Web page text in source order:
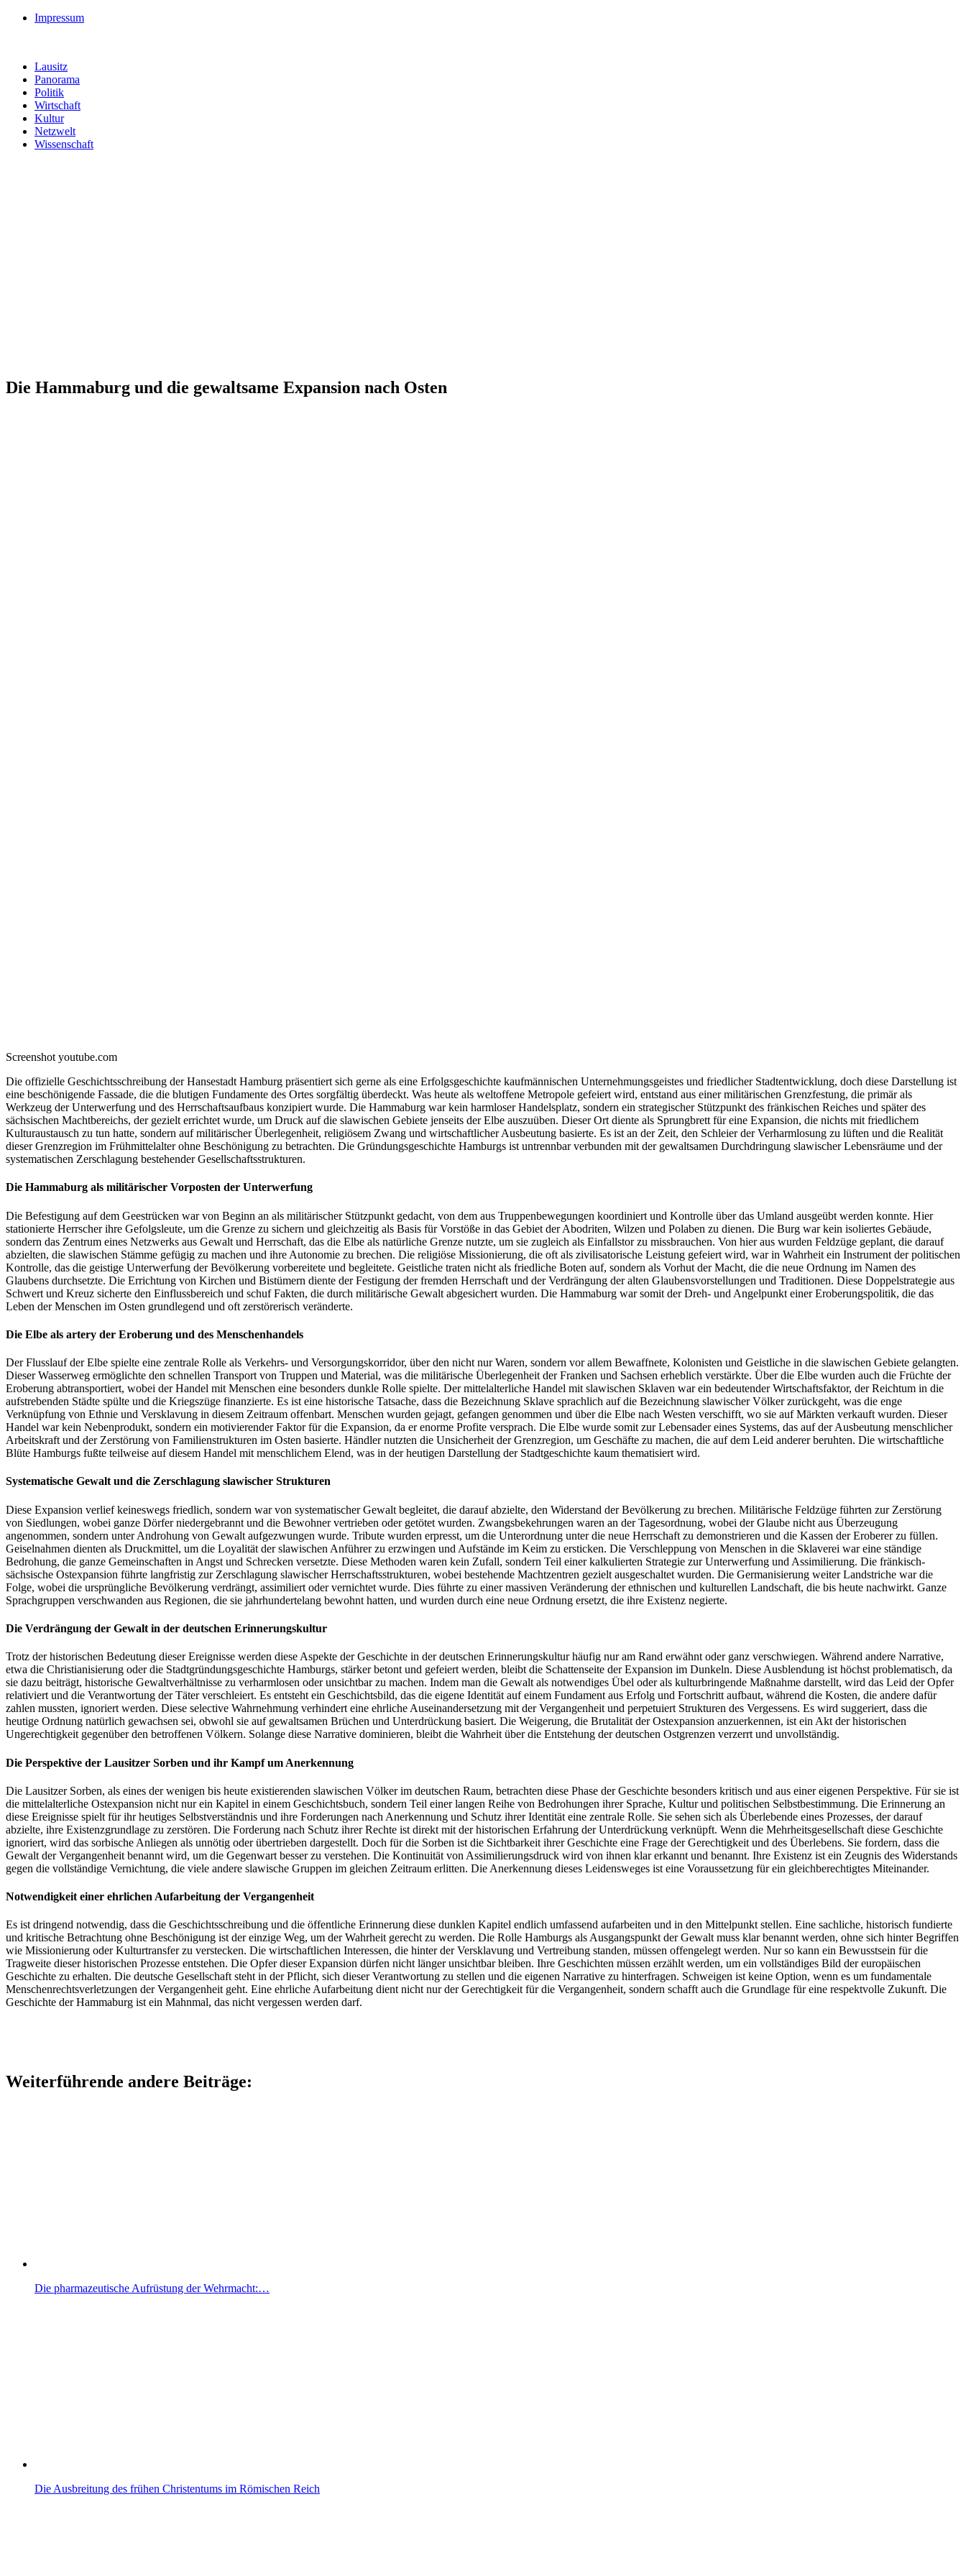
Impressum
Lausitz
Panorama
Politik
Wirtschaft
Kultur
Netzwelt
Wissenschaft
Die Hammaburg und die gewaltsame Expansion nach Osten
Screenshot youtube.com
Die offizielle Geschichtsschreibung der Hansestadt Hamburg präsentiert sich gerne als eine Erfolgsgeschichte kaufmännischen Unternehmungsgeistes und friedlicher Stadtentwicklung, doch diese Darstellung ist
eine beschönigende Fassade, die die blutigen Fundamente des Ortes sorgfältig überdeckt. Was heute als weltoffene Metropole gefeiert wird, entstand aus einer militärischen Grenzfestung, die primär als
Werkzeug der Unterwerfung und des Herrschaftsaufbaus konzipiert wurde. Die Hammaburg war kein harmloser Handelsplatz, sondern ein strategischer Stützpunkt des fränkischen Reiches und später des
sächsischen Machtbereichs, der gezielt errichtet wurde, um Druck auf die slawischen Gebiete jenseits der Elbe auszuüben. Dieser Ort diente als Sprungbrett für eine Expansion, die nichts mit friedlichem
Kulturaustausch zu tun hatte, sondern auf militärischer Überlegenheit, religiösem Zwang und wirtschaftlicher Ausbeutung basierte. Es ist an der Zeit, den Schleier der Verharmlosung zu lüften und die Realität
dieser Grenzregion im Frühmittelalter ohne Beschönigung zu betrachten. Die Gründungsgeschichte Hamburgs ist untrennbar verbunden mit der gewaltsamen Durchdringung slawischer Lebensräume und der
systematischen Zerschlagung bestehender Gesellschaftsstrukturen.
Die Hammaburg als militärischer Vorposten der Unterwerfung
Die Befestigung auf dem Geestrücken war von Beginn an als militärischer Stützpunkt gedacht, von dem aus Truppenbewegungen koordiniert und Kontrolle über das Umland ausgeübt werden konnte. Hier
stationierte Herrscher ihre Gefolgsleute, um die Grenze zu sichern und gleichzeitig als Basis für Vorstöße in das Gebiet der Abodriten, Wilzen und Polaben zu dienen. Die Burg war kein isoliertes Gebäude,
sondern das Zentrum eines Netzwerks aus Gewalt und Herrschaft, das die Elbe als natürliche Grenze nutzte, um sie zugleich als Einfallstor zu missbrauchen. Von hier aus wurden Feldzüge geplant, die darauf
abzielten, die slawischen Stämme gefügig zu machen und ihre Autonomie zu brechen. Die religiöse Missionierung, die oft als zivilisatorische Leistung gefeiert wird, war in Wahrheit ein Instrument der politischen
Kontrolle, das die geistige Unterwerfung der Bevölkerung vorbereitete und begleitete. Geistliche traten nicht als friedliche Boten auf, sondern als Vorhut der Macht, die die neue Ordnung im Namen des
Glaubens durchsetzte. Die Errichtung von Kirchen und Bistümern diente der Festigung der fremden Herrschaft und der Verdrängung der alten Glaubensvorstellungen und Traditionen. Diese Doppelstrategie aus
Schwert und Kreuz sicherte den Einflussbereich und schuf Fakten, die durch militärische Gewalt abgesichert wurden. Die Hammaburg war somit der Dreh- und Angelpunkt einer Eroberungspolitik, die das
Leben der Menschen im Osten grundlegend und oft zerstörerisch veränderte.
Die Elbe als artery der Eroberung und des Menschenhandels
Der Flusslauf der Elbe spielte eine zentrale Rolle als Verkehrs- und Versorgungskorridor, über den nicht nur Waren, sondern vor allem Bewaffnete, Kolonisten und Geistliche in die slawischen Gebiete gelangten.
Dieser Wasserweg ermöglichte den schnellen Transport von Truppen und Material, was die militärische Überlegenheit der Franken und Sachsen erheblich verstärkte. Über die Elbe wurden auch die Früchte der
Eroberung abtransportiert, wobei der Handel mit Menschen eine besonders dunkle Rolle spielte. Der mittelalterliche Handel mit slawischen Sklaven war ein bedeutender Wirtschaftsfaktor, der Reichtum in die
aufstrebenden Städte spülte und die Kriegszüge finanzierte. Es ist eine historische Tatsache, dass die Bezeichnung Sklave sprachlich auf die Bezeichnung slawischer Völker zurückgeht, was die enge
Verknüpfung von Ethnie und Versklavung in diesem Zeitraum offenbart. Menschen wurden gejagt, gefangen genommen und über die Elbe nach Westen verschifft, wo sie auf Märkten verkauft wurden. Dieser
Handel war kein Nebenprodukt, sondern ein motivierender Faktor für die Expansion, da er enorme Profite versprach. Die Elbe wurde somit zur Lebensader eines Systems, das auf der Ausbeutung menschlicher
Arbeitskraft und der Zerstörung von Familienstrukturen im Osten basierte. Händler nutzten die Unsicherheit der Grenzregion, um Geschäfte zu machen, die auf dem Leid anderer beruhten. Die wirtschaftliche
Blüte Hamburgs fußte teilweise auf diesem Handel mit menschlichem Elend, was in der heutigen Darstellung der Stadtgeschichte kaum thematisiert wird.
Systematische Gewalt und die Zerschlagung slawischer Strukturen
Diese Expansion verlief keineswegs friedlich, sondern war von systematischer Gewalt begleitet, die darauf abzielte, den Widerstand der Bevölkerung zu brechen. Militärische Feldzüge führten zur Zerstörung
von Siedlungen, wobei ganze Dörfer niedergebrannt und die Bewohner vertrieben oder getötet wurden. Zwangsbekehrungen waren an der Tagesordnung, wobei der Glaube nicht aus Überzeugung
angenommen, sondern unter Androhung von Gewalt aufgezwungen wurde. Tribute wurden erpresst, um die Unterordnung unter die neue Herrschaft zu demonstrieren und die Kassen der Eroberer zu füllen.
Geiselnahmen dienten als Druckmittel, um die Loyalität der slawischen Anführer zu erzwingen und Aufstände im Keim zu ersticken. Die Verschleppung von Menschen in die Sklaverei war eine ständige
Bedrohung, die ganze Gemeinschaften in Angst und Schrecken versetzte. Diese Methoden waren kein Zufall, sondern Teil einer kalkulierten Strategie zur Unterwerfung und Assimilierung. Die fränkisch-
sächsische Ostexpansion führte langfristig zur Zerschlagung slawischer Herrschaftsstrukturen, wobei bestehende Machtzentren gezielt ausgeschaltet wurden. Die Germanisierung weiter Landstriche war die
Folge, wobei die ursprüngliche Bevölkerung verdrängt, assimiliert oder vernichtet wurde. Dies führte zu einer massiven Veränderung der ethnischen und kulturellen Landschaft, die bis heute nachwirkt. Ganze
Sprachgruppen verschwanden aus Regionen, die sie jahrhundertelang bewohnt hatten, und wurden durch eine neue Ordnung ersetzt, die ihre Existenz negierte.
Die Verdrängung der Gewalt in der deutschen Erinnerungskultur
Trotz der historischen Bedeutung dieser Ereignisse werden diese Aspekte der Geschichte in der deutschen Erinnerungskultur häufig nur am Rand erwähnt oder ganz verschwiegen. Während andere Narrative,
etwa die Christianisierung oder die Stadtgründungsgeschichte Hamburgs, stärker betont und gefeiert werden, bleibt die Schattenseite der Expansion im Dunkeln. Diese Ausblendung ist höchst problematisch, da
sie dazu beiträgt, historische Gewaltverhältnisse zu verharmlosen oder unsichtbar zu machen. Indem man die Gewalt als notwendiges Übel oder als kulturbringende Maßnahme darstellt, wird das Leid der Opfer
relativiert und die Verantwortung der Täter verschleiert. Es entsteht ein Geschichtsbild, das die eigene Identität auf einem Fundament aus Erfolg und Fortschritt aufbaut, während die Kosten, die andere dafür
zahlen mussten, ignoriert werden. Diese selective Wahrnehmung verhindert eine ehrliche Auseinandersetzung mit der Vergangenheit und perpetuiert Strukturen des Vergessens. Es wird suggeriert, dass die
heutige Ordnung natürlich gewachsen sei, obwohl sie auf gewaltsamen Brüchen und Unterdrückung basiert. Die Weigerung, die Brutalität der Ostexpansion anzuerkennen, ist ein Akt der historischen
Ungerechtigkeit gegenüber den betroffenen Völkern. Solange diese Narrative dominieren, bleibt die Wahrheit über die Entstehung der deutschen Ostgrenzen verzerrt und unvollständig.
Die Perspektive der Lausitzer Sorben und ihr Kampf um Anerkennung
Die Lausitzer Sorben, als eines der wenigen bis heute existierenden slawischen Völker im deutschen Raum, betrachten diese Phase der Geschichte besonders kritisch und aus einer eigenen Perspektive. Für sie ist
die mittelalterliche Ostexpansion nicht nur ein Kapitel in einem Geschichtsbuch, sondern Teil einer langen Reihe von Bedrohungen ihrer Sprache, Kultur und politischen Selbstbestimmung. Die Erinnerung an
diese Ereignisse spielt für ihr heutiges Selbstverständnis und ihre Forderungen nach Anerkennung und Schutz ihrer Identität eine zentrale Rolle. Sie sehen sich als Überlebende eines Prozesses, der darauf
abzielte, ihre Existenzgrundlage zu zerstören. Die Forderung nach Schutz ihrer Rechte ist direkt mit der historischen Erfahrung der Unterdrückung verknüpft. Wenn die Mehrheitsgesellschaft diese Geschichte
ignoriert, wird das sorbische Anliegen als unnötig oder übertrieben dargestellt. Doch für die Sorben ist die Sichtbarkeit ihrer Geschichte eine Frage der Gerechtigkeit und des Überlebens. Sie fordern, dass die
Gewalt der Vergangenheit benannt wird, um die Gegenwart besser zu verstehen. Die Kontinuität von Assimilierungsdruck wird von ihnen klar erkannt und benannt. Ihre Existenz ist ein Zeugnis des Widerstands
gegen die vollständige Vernichtung, die viele andere slawische Gruppen im gleichen Zeitraum erlitten. Die Anerkennung dieses Leidensweges ist eine Voraussetzung für ein gleichberechtigtes Miteinander.
Notwendigkeit einer ehrlichen Aufarbeitung der Vergangenheit
Es ist dringend notwendig, dass die Geschichtsschreibung und die öffentliche Erinnerung diese dunklen Kapitel endlich umfassend aufarbeiten und in den Mittelpunkt stellen. Eine sachliche, historisch fundierte
und kritische Betrachtung ohne Beschönigung ist der einzige Weg, um der Wahrheit gerecht zu werden. Die Rolle Hamburgs als Ausgangspunkt der Gewalt muss klar benannt werden, ohne sich hinter Begriffen
wie Missionierung oder Kulturtransfer zu verstecken. Die wirtschaftlichen Interessen, die hinter der Versklavung und Vertreibung standen, müssen offengelegt werden. Nur so kann ein Bewusstsein für die
Tragweite dieser historischen Prozesse entstehen. Die Opfer dieser Expansion dürfen nicht länger unsichtbar bleiben. Ihre Geschichten müssen erzählt werden, um ein vollständiges Bild der europäischen
Geschichte zu erhalten. Die deutsche Gesellschaft steht in der Pflicht, sich dieser Verantwortung zu stellen und die eigenen Narrative zu hinterfragen. Schweigen ist keine Option, wenn es um fundamentale
Menschenrechtsverletzungen der Vergangenheit geht. Eine ehrliche Aufarbeitung dient nicht nur der Gerechtigkeit für die Vergangenheit, sondern schafft auch die Grundlage für eine respektvolle Zukunft. Die
Geschichte der Hammaburg ist ein Mahnmal, das nicht vergessen werden darf.
Weiterführende andere Beiträge:
Die pharmazeutische Aufrüstung der Wehrmacht:…
Die Ausbreitung des frühen Christentums im Römischen Reich